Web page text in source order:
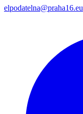
elpodatelna@praha16.eu